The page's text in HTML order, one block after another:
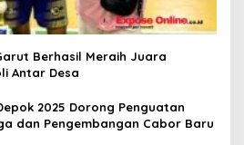
Berhasil Meraih Juara
Antar Desa
2025 Dorong Penguatan
dan Pengembangan Cabor Baru